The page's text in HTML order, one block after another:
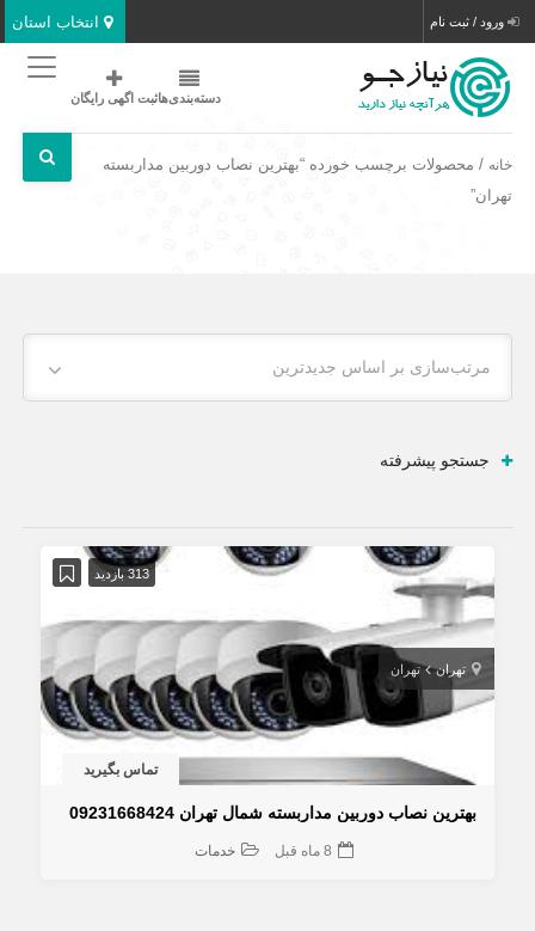
انتخاب استان ورود / ثبت نام
دسته‌بندی‌هاثبت اگهی رایگان
خانه / محصولات برچسب خورده “بهترین نصاب دوربین مداربسته
تهران”
مرتب‌سازی بر اساس جدیدترین
جستجو پیشرفته
313 بازدید
تهران تهران
تماس بگیرید
بهترین نصاب دوربین مداربسته شمال تهران 09231668424
8 ماه قبل خدمات